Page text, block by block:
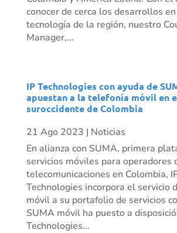
conocer de cerca los desarrollos
tecnología de la región, nuestro
Manager,...
IP Technologies con ayuda de
apuestan a la telefonía móvil en
suroccidente de Colombia
21 Ago 2023 | Noticias
En alianza con SUMA, primera
servicios móviles para operadores
telecomunicaciones en Colombia,
Technologies incorpora el servicio
móvil a su portafolio de servicios
SUMA móvil ha puesto a
Technologies...